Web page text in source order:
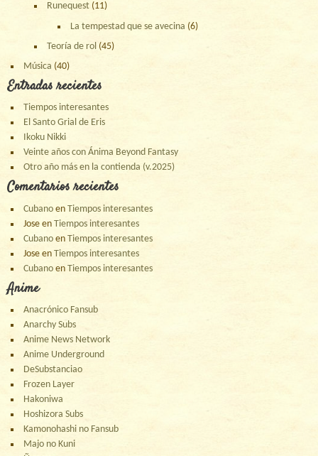
Runequest (11)
La tempestad que se avecina (6)
Teoría de rol (45)
Música (40)
Entradas recientes
Tiempos interesantes
El Santo Grial de Eris
Ikoku Nikki
Veinte años con Ánima Beyond Fantasy
Otro año más en la contienda (v.2025)
Comentarios recientes
Cubano enTiempos interesantes
Jose enTiempos interesantes
Cubano enTiempos interesantes
Jose enTiempos interesantes
Cubano enTiempos interesantes
Anime
Anacrónico Fansub
Anarchy Subs
Anime News Network
Anime Underground
DeSubstanciao
Frozen Layer
Hakoniwa
Hoshizora Subs
Kamonohashi no Fansub
Majo no Kuni